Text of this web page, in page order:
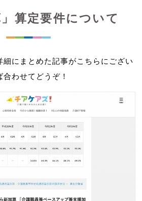
」算定要件について
にまとめた記事がこちらにござい
わせてどうぞ！